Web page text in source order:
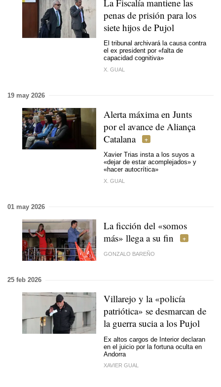
La Fiscalía mantiene las
penas de prisión para los
siete hijos de Pujol
El tribunal archivará la causa contra
el ex president por «falta de
capacidad cognitiva»
X. GUAL
19 may 2026
Alerta máxima en Junts
por el avance de Aliança
Catalana
Xavier Trias insta a los suyos a
«dejar de estar acomplejados» y
«hacer autocrítica»
X. GUAL
01 may 2026
La ficción del «somos
más» llega a su fin
GONZALO BAREÑO
25 feb 2026
Villarejo y la «policía
patriótica» se desmarcan de
la guerra sucia a los Pujol
Ex altos cargos de Interior declaran
en el juicio por la fortuna oculta en
Andorra
XAVIER GUAL